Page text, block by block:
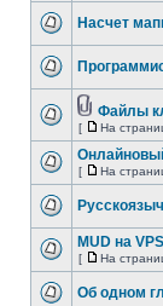
Насчет
Файлы
[ На
[ На
MUD на VPS
[ На
Об одном